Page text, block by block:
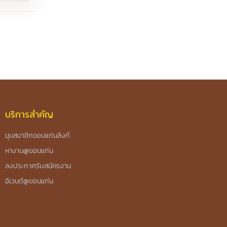
บริการสำคัญ
มุมสมาชิกขอนแก่นลิงก์
หางาน@ขอนแก่น
ลงประกาศรับสมัครงาน
อีเวนต์@ขอนแก่น